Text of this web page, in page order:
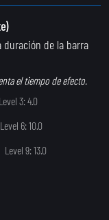
duración de la barra
el tiempo de efecto.
Level 3: 4.0
Level 6: 10.0
Level 9: 13.0